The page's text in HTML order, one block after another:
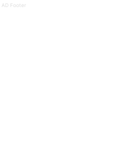
AD Footer